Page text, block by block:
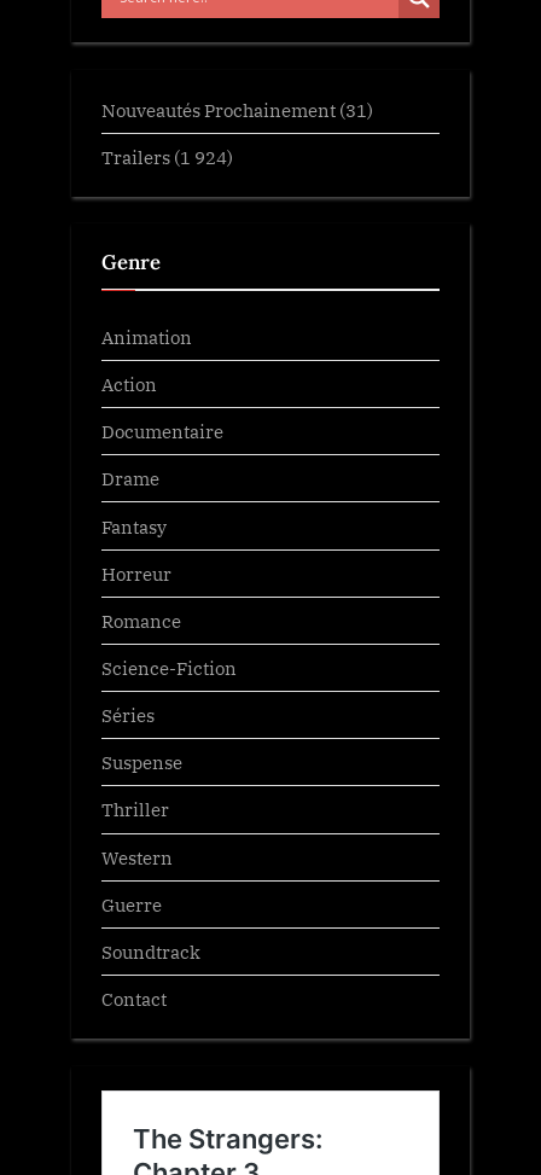
Nouveautés Prochainement (31)
Trailers (1 924)
Genre
Animation
Action
Documentaire
Drame
Fantasy
Horreur
Romance
Science-Fiction
Séries
Suspense
Thriller
Western
Guerre
Soundtrack
Contact